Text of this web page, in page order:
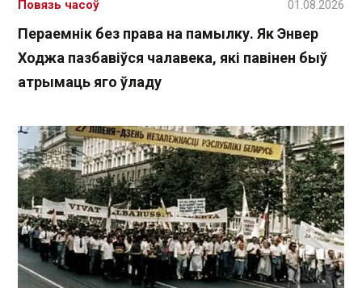
Пераемнік без права на памылку. Як Энвер
Ходжа пазбавіўся чалавека, які павінен быў
атрымаць яго ўладу
Повязь часоў 01.08.2026